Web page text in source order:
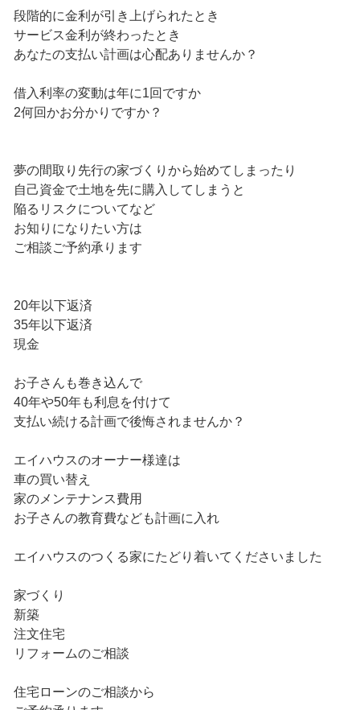
段階的に金利が引き上げられたとき
サービス金利が終わったとき
あなたの支払い計画は心配ありませんか？
借入利率の変動は年に1回ですか
2何回かお分かりですか？
夢の間取り先行の家づくりから始めてしまったり
自己資金で土地を先に購入してしまうと
陥るリスクについてなど
お知りになりたい方は
ご相談ご予約承ります
20年以下返済
35年以下返済
現金
お子さんも巻き込んで
40年や50年も利息を付けて
支払い続ける計画で後悔されませんか？
エイハウスのオーナー様達は
車の買い替え
家のメンテナンス費用
お子さんの教育費なども計画に入れ
エイハウスのつくる家にたどり着いてくださいました
家づくり
新築
注文住宅
リフォームのご相談
住宅ローンのご相談から